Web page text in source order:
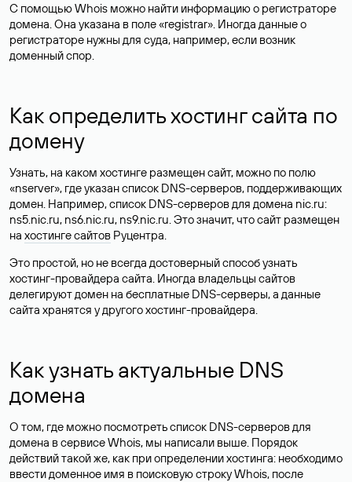
С помощью Whois можно найти информацию о регистраторе
домена. Она указана в поле «registrar». Иногда данные о
регистраторе нужны для суда, например, если возник
доменный спор.
Как определить хостинг сайта по
домену
Узнать, на каком хостинге размещен сайт, можно по полю
«nserver», где указан список DNS-серверов, поддерживающих
домен. Например, список DNS-серверов для домена nic.ru:
ns5.nic.ru, ns6.nic.ru, ns9.nic.ru. Это значит, что сайт размещен
на хостинге сайтов Руцентра.
Это простой, но не всегда достоверный способ узнать
хостинг-провайдера сайта. Иногда владельцы сайтов
делегируют домен на бесплатные DNS-серверы, а данные
сайта хранятся у другого хостинг-провайдера.
Как узнать актуальные DNS
домена
О том, где можно посмотреть список DNS-серверов для
домена в сервисе Whois, мы написали выше. Порядок
действий такой же, как при определении хостинга: необходимо
ввести доменное имя в поисковую строку Whois, после